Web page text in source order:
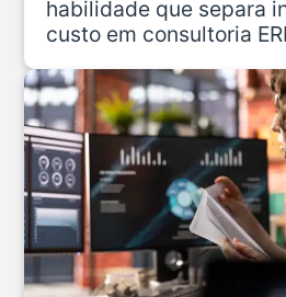
habilidade que separa
custo em consultoria